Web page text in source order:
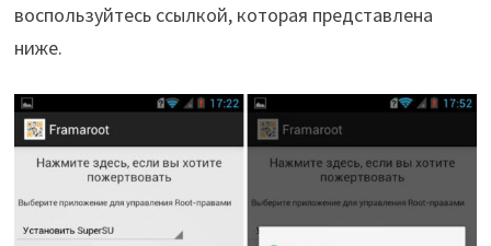
воспользуйтесь ссылкой, которая представлена
ниже.